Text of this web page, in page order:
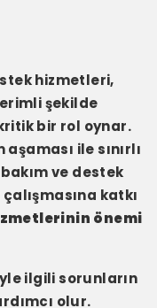
hizmetleri,
şekilde
bir rol oynar.
ile sınırlı
ve destek
katkı
önemi
ilgili sorunların
olur.